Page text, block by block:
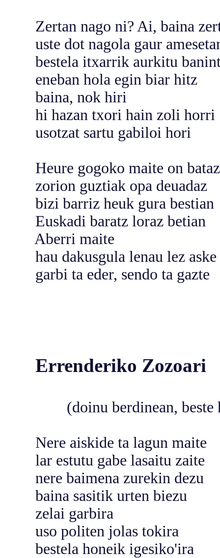
Zertan nago ni? Ai, baina
uste dot nagola gaur
bestela itxarrik aurkitu
eneban hola egin biar hitz
baina, nok hiri
hi hazan txori hain zoli horri
usotzat sartu gabiloi hori
Heure gogoko maite on bataz
zorion guztiak opa deuadaz
bizi barriz heuk gura bestian
Euskadi baratz loraz betian
Aberri maite
hau dakusgula lenau lez aske
garbi ta eder, sendo ta gazte
Errenderiko Zozoari
(doinu berdinean, beste
Nere aiskide ta lagun maite
lar estutu gabe lasaitu zaite
nere baimena zurekin dezu
baina sasitik urten biezu
zelai garbira
uso politen jolas tokira
bestela honeik igesiko'ira